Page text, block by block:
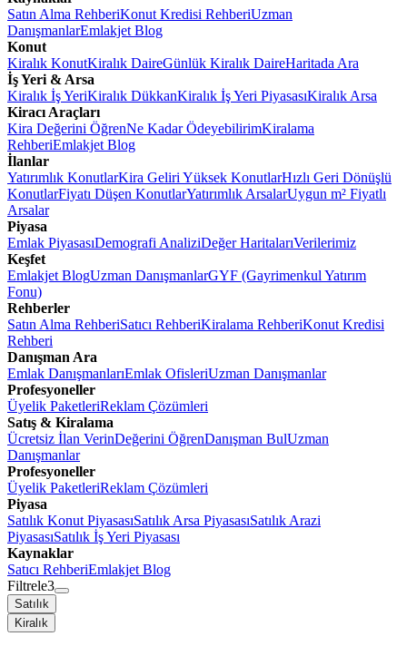
Satın Alma RehberiKonut Kredisi RehberiUzman
DanışmanlarEmlakjet Blog
Konut
Kiralık KonutKiralık DaireGünlük Kiralık DaireHaritada Ara
İş Yeri & Arsa
Kiralık İş YeriKiralık DükkanKiralık İş Yeri PiyasasıKiralık Arsa
Kiracı Araçları
Kira Değerini ÖğrenNe Kadar ÖdeyebilirimKiralama
RehberiEmlakjet Blog
İlanlar
Yatırımlık KonutlarKira Geliri Yüksek KonutlarHızlı Geri Dönüşlü
KonutlarFiyatı Düşen KonutlarYatırımlık ArsalarUygun m² Fiyatlı
Arsalar
Piyasa
Emlak PiyasasıDemografi AnaliziDeğer HaritalarıVerilerimiz
Keşfet
Emlakjet BlogUzman DanışmanlarGYF (Gayrimenkul Yatırım
Fonu)
Rehberler
Satın Alma RehberiSatıcı RehberiKiralama RehberiKonut Kredisi
Rehberi
Danışman Ara
Emlak DanışmanlarıEmlak OfisleriUzman Danışmanlar
Profesyoneller
Üyelik PaketleriReklam Çözümleri
Satış & Kiralama
Ücretsiz İlan VerinDeğerini ÖğrenDanışman BulUzman
Danışmanlar
Profesyoneller
Üyelik PaketleriReklam Çözümleri
Piyasa
Satılık Konut PiyasasıSatılık Arsa PiyasasıSatılık Arazi
PiyasasıSatılık İş Yeri Piyasası
Kaynaklar
Satıcı RehberiEmlakjet Blog
Filtrele3
Satılık
Kiralık